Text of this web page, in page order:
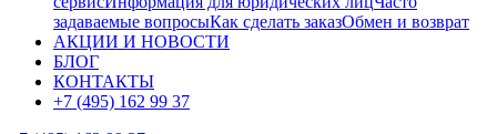
задаваемые вопросыКак сделать заказОбмен и возврат
АКЦИИ И НОВОСТИ
БЛОГ
КОНТАКТЫ
+7 (495) 162 99 37